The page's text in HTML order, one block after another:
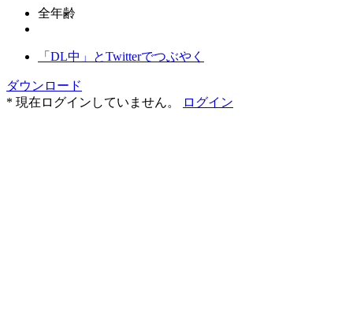
全年齢
「DL中」とTwitterでつぶやく
ダウンロード
* 現在ログインしていません。
ログイン